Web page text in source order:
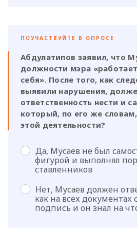
ПОУЧАСТВУЙТЕ В ОПРОСЕ
Абдулатипов заявил, что
должности мэра
себя». После того, как
выявили нарушения,
ответственность нести и
который, по его же
этой деятельности?
Да, Мусаев не был
фигурой и выполнял
ставленников
Нет, Мусаев должен
как на всех документах
подпись и он знал на